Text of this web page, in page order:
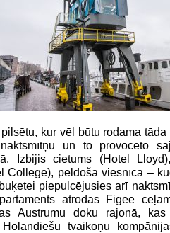
kur vēl būtu rodama
un to provocēto
Izbijis cietums (Hotel
College), peldoša viesnīca –
piepulcējusies arī
atrodas Figee
Austrumu doku rajonā,
Holandiešu tvaikoņu